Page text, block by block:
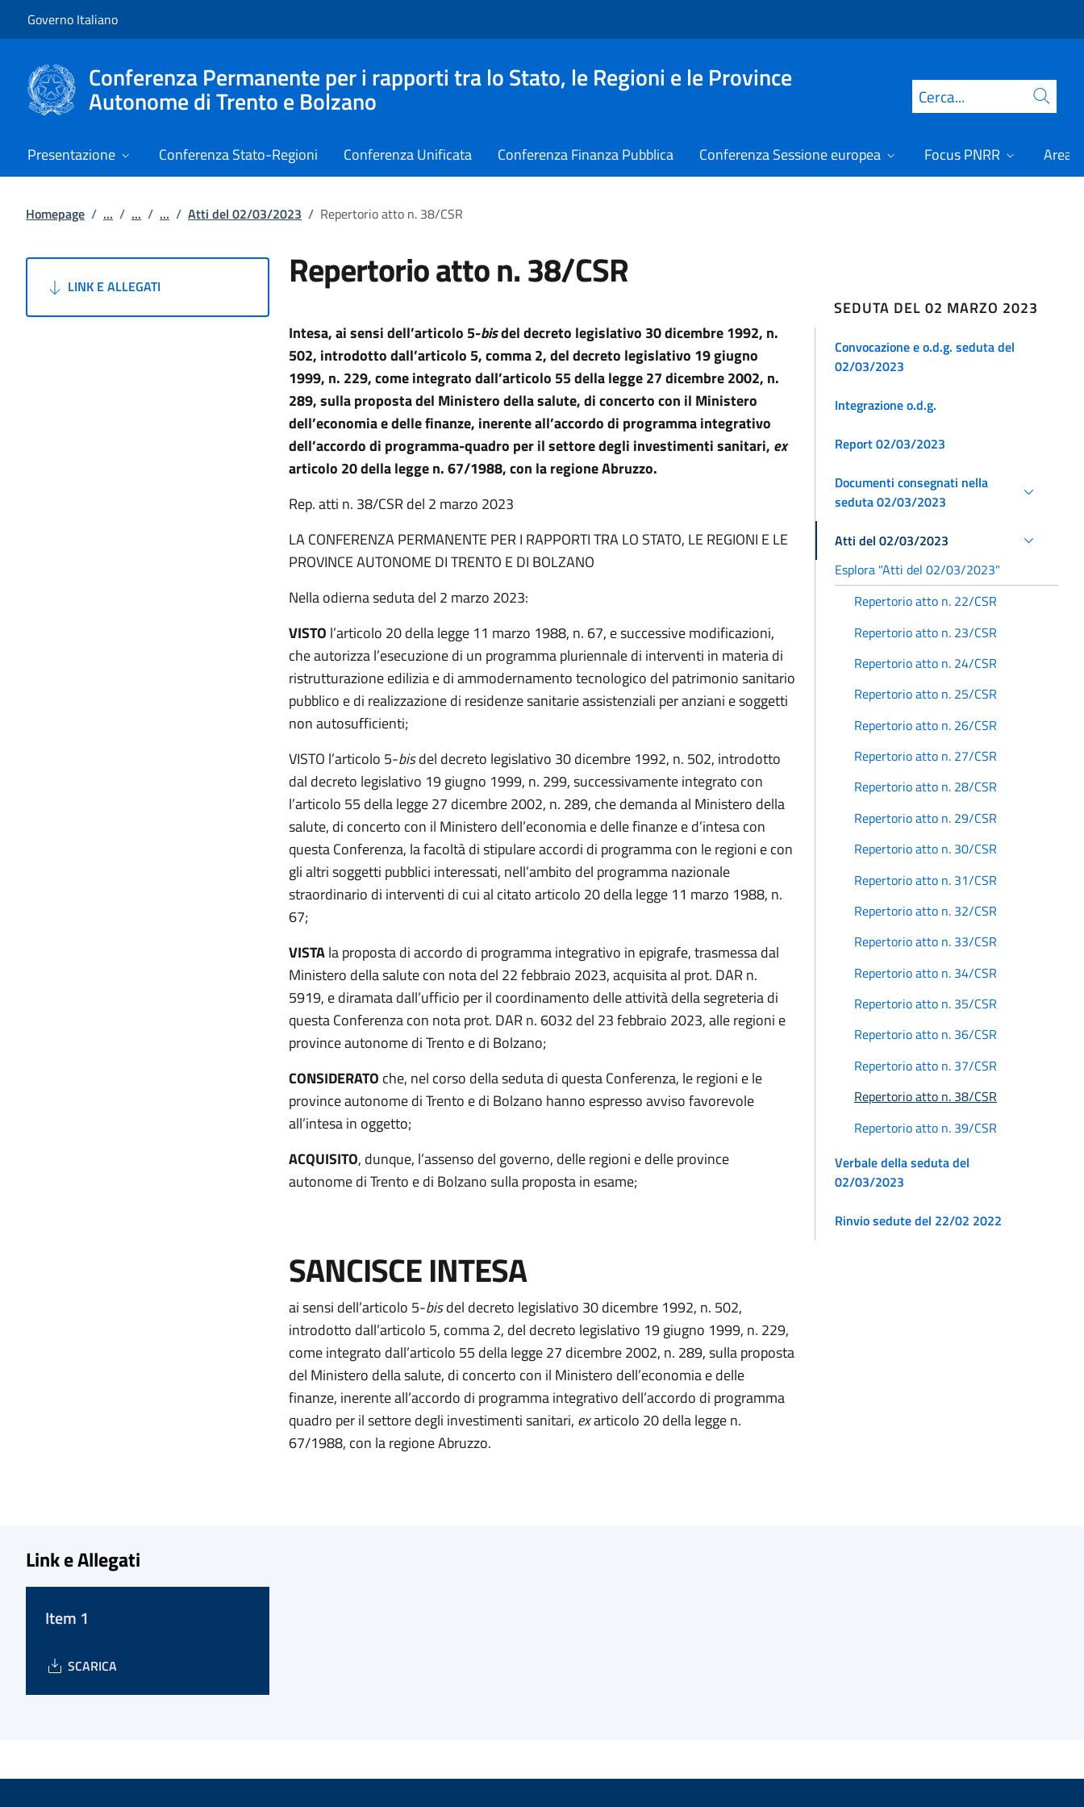
Governo Italiano
Conferenza Permanente per i rapporti tra lo Stato, le Regioni e le Province
Autonome di Trento e Bolzano Cerca
Presentazione Conferenza Stato-Regioni Conferenza Unificata Conferenza Finanza Pubblica Conferenza Sessione europea Focus PNRR Area
Homepage / ... / ... / ... / Atti del 02/03/2023 / Repertorio atto n. 38/CSR
LINK E ALLEGATI Repertorio atto n. 38/CSR
Intesa, ai sensi dell’articolo 5-bisdel decreto legislativo 30 dicembre 1992, n.
502, introdotto dall’articolo 5, comma 2, del decreto legislativo 19 giugno
1999, n. 229, come integrato dall’articolo 55 della legge 27 dicembre 2002, n.
289, sulla proposta del Ministero della salute, di concerto con il Ministero
dell’economia e delle finanze, inerente all’accordo di programma integrativo
dell’accordo di programma-quadro per il settore degli investimenti sanitari, ex
articolo 20 della legge n. 67/1988, con la regione Abruzzo.
Rep. atti n. 38/CSR del 2 marzo 2023
LA CONFERENZA PERMANENTE PER I RAPPORTI TRA LO STATO, LE REGIONI E LE
PROVINCE AUTONOME DI TRENTO E DI BOLZANO
Nella odierna seduta del 2 marzo 2023:
VISTO l’articolo 20 della legge 11 marzo 1988, n. 67, e successive modificazioni,
che autorizza l’esecuzione di un programma pluriennale di interventi in materia di
ristrutturazione edilizia e di ammodernamento tecnologico del patrimonio sanitario
pubblico e di realizzazione di residenze sanitarie assistenziali per anziani e soggetti
non autosufficienti;
VISTO l’articolo 5-bisdel decreto legislativo 30 dicembre 1992, n. 502, introdotto
dal decreto legislativo 19 giugno 1999, n. 299, successivamente integrato con
l’articolo 55 della legge 27 dicembre 2002, n. 289, che demanda al Ministero della
salute, di concerto con il Ministero dell’economia e delle finanze e d’intesa con
questa Conferenza, la facoltà di stipulare accordi di programma con le regioni e con
gli altri soggetti pubblici interessati, nell’ambito del programma nazionale
straordinario di interventi di cui al citato articolo 20 della legge 11 marzo 1988, n.
67;
VISTAla proposta di accordo di programma integrativo in epigrafe, trasmessa dal
Ministero della salute con nota del 22 febbraio 2023, acquisita al prot. DAR n.
5919, e diramata dall’ufficio per il coordinamento delle attività della segreteria di
questa Conferenza con nota prot. DAR n. 6032 del 23 febbraio 2023, alle regioni e
province autonome di Trento e di Bolzano;
CONSIDERATO che, nel corso della seduta di questa Conferenza, le regioni e le
province autonome di Trento e di Bolzano hanno espresso avviso favorevole
all’intesa in oggetto;
ACQUISITO, dunque, l’assenso del governo, delle regioni e delle province
autonome di Trento e di Bolzano sulla proposta in esame;
SANCISCE INTESA
ai sensi dell’articolo 5-bisdel decreto legislativo 30 dicembre 1992, n. 502,
introdotto dall’articolo 5, comma 2, del decreto legislativo 19 giugno 1999, n. 229,
come integrato dall’articolo 55 della legge 27 dicembre 2002, n. 289, sulla proposta
del Ministero della salute, di concerto con il Ministero dell’economia e delle
finanze, inerente all’accordo di programma integrativo dell’accordo di programma
quadro per il settore degli investimenti sanitari, exarticolo 20 della legge n.
67/1988, con la regione Abruzzo.
SEDUTA DEL 02 MARZO 2023
Convocazione e o.d.g. seduta del
02/03/2023
Integrazione o.d.g.
Report 02/03/2023
Documenti consegnati nella
seduta 02/03/2023
Atti del 02/03/2023
Esplora "Atti del 02/03/2023"
Repertorio atto n. 22/CSR
Repertorio atto n. 23/CSR
Repertorio atto n. 24/CSR
Repertorio atto n. 25/CSR
Repertorio atto n. 26/CSR
Repertorio atto n. 27/CSR
Repertorio atto n. 28/CSR
Repertorio atto n. 29/CSR
Repertorio atto n. 30/CSR
Repertorio atto n. 31/CSR
Repertorio atto n. 32/CSR
Repertorio atto n. 33/CSR
Repertorio atto n. 34/CSR
Repertorio atto n. 35/CSR
Repertorio atto n. 36/CSR
Repertorio atto n. 37/CSR
Repertorio atto n. 38/CSR
Repertorio atto n. 39/CSR
Verbale della seduta del
02/03/2023
Rinvio sedute del 22/02 2022
Link e Allegati
Item 1
SCARICA